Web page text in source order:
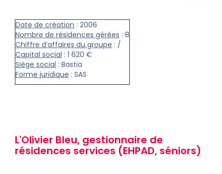
Date de création : 2006
Nombre de résidences gérées : 8
Chiffre d’affaires du groupe : /
Capital social : 1 620 €
Siège social : Bastia
Forme juridique : SAS
L'Olivier Bleu, gestionnaire de
résidences services (EHPAD, séniors)